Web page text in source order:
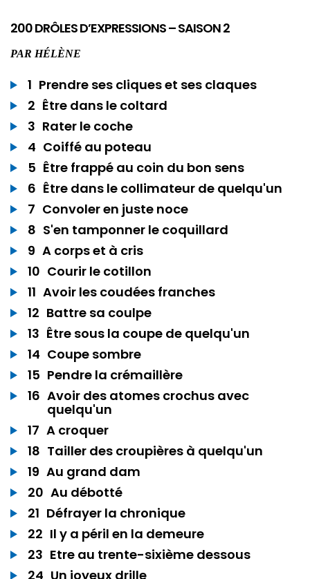
200 DRÔLES D’EXPRESSIONS – SAISON 2
PAR HÉLÈNE
1 Prendre ses cliques et ses claques
2 Être dans le coltard
3 Rater le coche
4 Coiffé au poteau
5 Être frappé au coin du bon sens
6 Être dans le collimateur de quelqu'un
7 Convoler en juste noce
8 S'en tamponner le coquillard
9 A corps et à cris
10 Courir le cotillon
11 Avoir les coudées franches
12 Battre sa coulpe
13 Être sous la coupe de quelqu'un
14 Coupe sombre
15 Pendre la crémaillère
16 Avoir des atomes crochus avec
quelqu'un
17 A croquer
18 Tailler des croupières à quelqu'un
19 Au grand dam
20 Au débotté
21 Défrayer la chronique
22 Il y a péril en la demeure
23 Etre au trente-sixième dessous
24 Un joyeux drille